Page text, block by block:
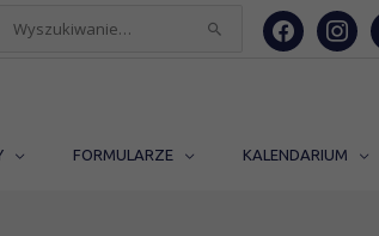
Szukaj
facebook
FORMULARZE KALENDARIUM